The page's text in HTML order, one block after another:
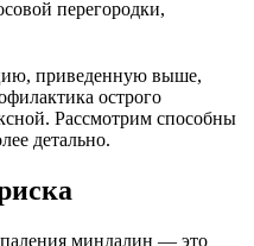
перегородки,
приведенную выше,
острого
Рассмотрим способны
детально.
миндалин — это